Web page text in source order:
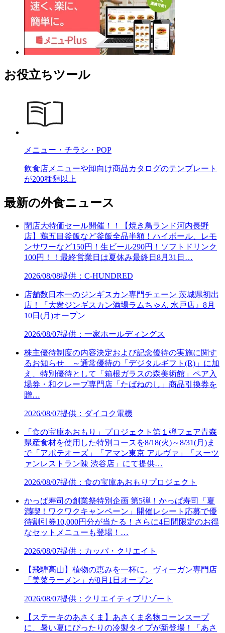
お役立ちツール
メニュー・チラシ・POP
飲食店メニューや卸向け商品カタログのテンプレート
が200種類以上
最新の外食ニュース
閉店大特価セール開催！！【焼き鳥ランド河内長野
店】鶏五目釜飯など釜飯全品半額！ハイボール、レモ
ンサワーなど150円！生ビール290円！ソフトドリンク
100円！！最終営業日は夏休み最終日8月31日…
2026/08/08提供：C-HUNDRED
店舗数日本一のジンギスカン専門チェーン 茨城県初出
店！『大衆ジンギスカン酒場ラムちゃん 水戸店』8月
10日(月)オープン
2026/08/07提供：一家ホールディングス
株主優待制度の内容決定および記念優待の実施に関す
るお知らせ ～通常優待の「デジタルギフト(R)」に加
え、特別優待として「箱根ガラスの森美術館」ペア入
場券・和クレープ専門店「たばねのし」商品引換券を
贈…
2026/08/07提供：ダイコク電機
「食の宝庫あおもり」プロジェクト第１弾フェア青森
県産食材を使用した特別コースを8/18(火)～8/31(月)ま
で「アポテオーズ」「アマン東京 アルヴァ」「スーツ
ァンレストラン陳 渋谷店」にて提供…
2026/08/07提供：食の宝庫あおもりプロジェクト
かっぱ寿司の創業祭特別企画 第5弾！かっぱ寿司「夏
満喫！ワクワクキャンペーン」開催レシート応募で優
待割引券10,000円分が当たる！さらに4日間限定のお得
なセットメニューも登場！…
2026/08/07提供：カッパ・クリエイト
【飛騨高山】植物の恵みを一杯に。ヴィーガン専門店
「美菜ラーメン」が8月1日オープン
2026/08/07提供：クリエイティブリゾート
【ステーキのあさくま】あさくま名物コーンスープ
に、暑い夏にぴったりの冷製タイプが新登場！「あさ